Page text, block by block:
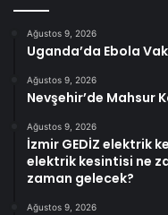
Ağustos 9, 2026
Uganda’da Ebola
Ağustos 9, 2026
Nevşehir’de Mahsur
Ağustos 9, 2026
İzmir GEDİZ elektrik
elektrik kesintisi ne
zaman gelecek?
Ağustos 9, 2026